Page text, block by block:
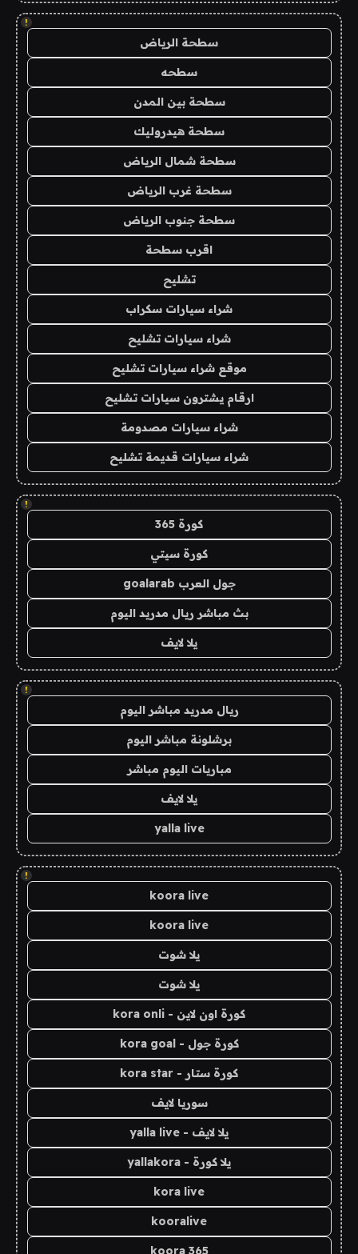
!
سطحة الرياض
سطحه
سطحة بين المدن
سطحة هيدروليك
سطحة شمال الرياض
سطحة غرب الرياض
سطحة جنوب الرياض
اقرب سطحة
تشليح
شراء سيارات سكراب
شراء سيارات تشليح
موقع شراء سيارات تشليح
ارقام يشترون سيارات تشليح
شراء سيارات مصدومة
شراء سيارات قديمة تشليح
!
كورة 365
كورة سيتي
جول العرب goalarab
بث مباشر ريال مدريد اليوم
يلا لايف
!
ريال مدريد مباشر اليوم
برشلونة مباشر اليوم
مباريات اليوم مباشر
يلا لايف
yalla live
!
koora live
koora live
يلا شوت
يلا شوت
كورة اون لاين - kora onli
كورة جول - kora goal
كورة ستار - kora star
سوريا لايف
يلا لايف - yalla live
يلا كورة - yallakora
kora live
kooralive
koora 365